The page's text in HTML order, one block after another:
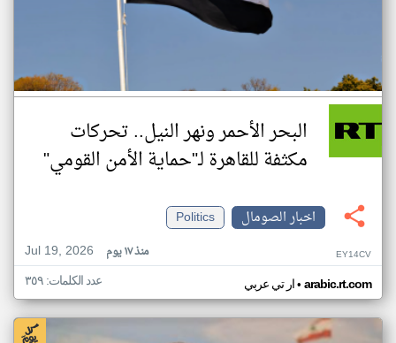
البحر الأحمر ونهر النيل.. تحركات
مكثفة للقاهرة لـ"حماية الأمن القومي"
اخبار الصومال
Politics
Jul 19, 2026
منذ ١٧ يوم EY14CV
ار تي عربي• arabic.rt.com عدد الكلمات: ٣٥٩